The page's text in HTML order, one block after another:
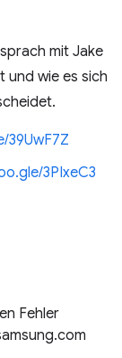
mit Jake
und wie es sich
39UwF7Z
3PIxeC3
Fehler